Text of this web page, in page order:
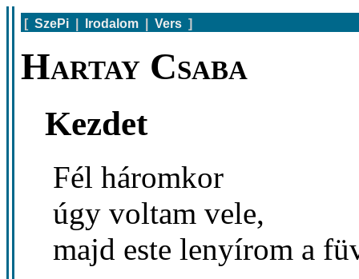
[ SzePi Irodalom Vers ]
Hartay Csaba
Kezdet
Fél háromkor
úgy voltam vele,
majd este lenyírom a